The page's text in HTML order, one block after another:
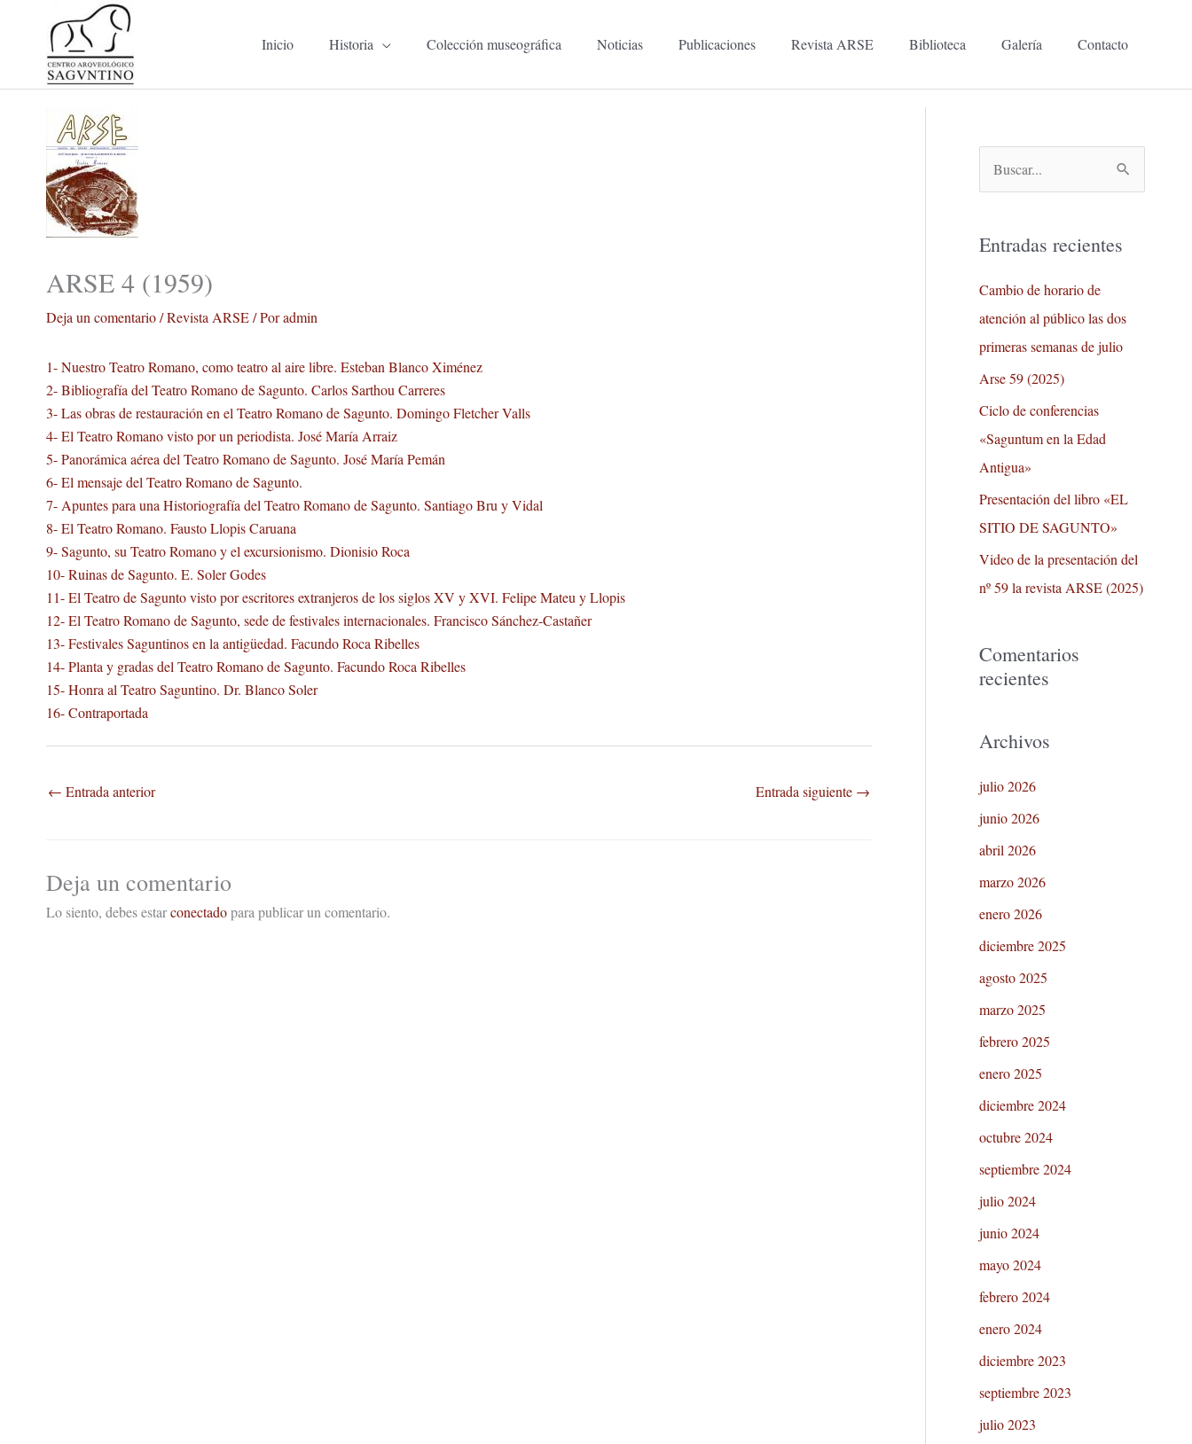
contenido
Inicio Historia Colección museográfica Noticias Publicaciones Revista ARSE Biblioteca Galería Contacto
ARSE 4 (1959)
Deja un comentario/Revista ARSE/ Poradmin
1- Nuestro Teatro Romano, como teatro al aire libre. Esteban Blanco Ximénez
2- Bibliografía del Teatro Romano de Sagunto. Carlos Sarthou Carreres
3- Las obras de restauración en el Teatro Romano de Sagunto. Domingo Fletcher Valls
4- El Teatro Romano visto por un periodista. José María Arraiz
5- Panorámica aérea del Teatro Romano de Sagunto. José María Pemán
6- El mensaje del Teatro Romano de Sagunto.
7- Apuntes para una Historiografía del Teatro Romano de Sagunto. Santiago Bru y Vidal
8- El Teatro Romano. Fausto Llopis Caruana
9- Sagunto, su Teatro Romano y el excursionismo. Dionisio Roca
10- Ruinas de Sagunto. E. Soler Godes
11- El Teatro de Sagunto visto por escritores extranjeros de los siglos XV y XVI. Felipe Mateu y Llopis
12- El Teatro Romano de Sagunto, sede de festivales internacionales. Francisco Sánchez-Castañer
13- Festivales Saguntinos en la antigüedad. Facundo Roca Ribelles
14- Planta y gradas del Teatro Romano de Sagunto. Facundo Roca Ribelles
15- Honra al Teatro Saguntino. Dr. Blanco Soler
16- Contraportada
← Entrada anterior Entrada siguiente →
Deja un comentario
Lo siento, debes estarconectadopara publicar un comentario.
c
a
r
p
o
Entradas recientes
Cambio de horario de
atención al público las dos
primeras semanas de julio
Arse 59 (2025)
Ciclo de conferencias
«Saguntum en la Edad
Antigua»
Presentación del libro «EL
SITIO DE SAGUNTO»
Video de la presentación del
nº 59 la revista ARSE (2025)
Comentarios
recientes
Archivos
julio 2026
junio 2026
abril 2026
marzo 2026
enero 2026
diciembre 2025
agosto 2025
marzo 2025
febrero 2025
enero 2025
diciembre 2024
octubre 2024
septiembre 2024
julio 2024
junio 2024
mayo 2024
febrero 2024
enero 2024
diciembre 2023
septiembre 2023
julio 2023